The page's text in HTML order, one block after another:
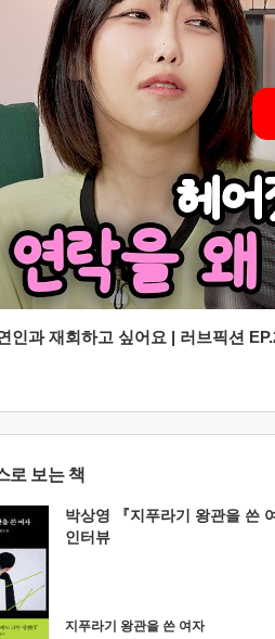
인과 재회하고 싶어요 | 러브픽션
로 보는 책
박상영 『지푸라기 왕관을 쓴
인터뷰
지푸라기 왕관을 쓴 여자